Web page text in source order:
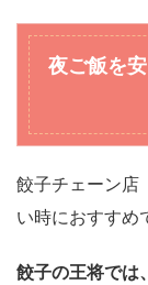
夜ご飯を
餃子チェーン店
い時におすすめ
餃子の王将では